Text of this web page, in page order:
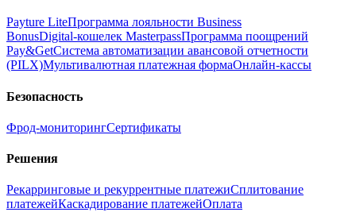
Payture LiteПрограмма лояльности Business
BonusDigital‑кошелек MasterpassПрограмма поощрений
Pay&GetСистема автоматизации авансовой отчетности
(PILX)Мультивалютная платежная формаОнлайн‑кассы
Безопасность
Фрод‑мониторингСертификаты
Решения
Рекарринговые и рекуррентные платежиСплитование
платежейКаскадирование платежейОплата